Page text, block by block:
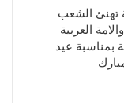
تهنئ الشعب
العربية
بمناسبة عيد